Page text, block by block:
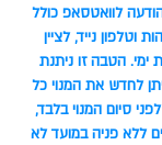
לוואטסאפ כולל
נייד, לציין
הטבה זו ניתנת
לחדש את המנוי כל
סיום המנוי בלבד,
ללא פניה במועד לא